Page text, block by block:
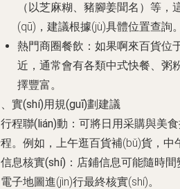
（以芝麻糊、豬腳姜聞名）等
(qū)，建議根據(jù)具體位置查詢。
熱門商圈餐飲 ：如果啊來百貨位
近，通常會有各類中式快餐、粥
擇豐富。
實(shí)用規(guī)劃建議
行程聯(lián)動 ：可將日用采購與美
。例如，上午逛百貨補(bǔ)貨，中
信息核實(shí) ：店鋪信息可能隨時
子地圖進(jìn)行最終核實(shí)。